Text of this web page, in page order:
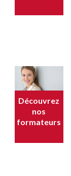
Découvrez
nos
formateurs